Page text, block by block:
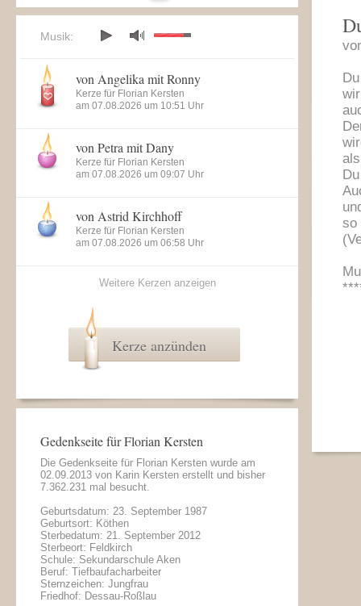
so
Musik:
von Angelika mit Ronny
Kerze für Florian Kersten
am 07.08.2026 um 10:51 Uhr
von Petra mit Dany
Kerze für Florian Kersten
am 07.08.2026 um 09:07 Uhr
von Astrid Kirchhoff
Kerze für Florian Kersten
am 07.08.2026 um 06:58 Uhr
Weitere Kerzen anzeigen
Kerze anzünden
Gedenkseite für Florian Kersten
Die Gedenkseite für Florian Kersten wurde am
02.09.2013 von Karin Kersten erstellt und bisher
7.362.231 mal besucht.
Geburtsdatum: 23. September 1987
Geburtsort: Köthen
Sterbedatum: 21. September 2012
Sterbeort: Feldkirch
Schule: Sekundarschule Aken
Beruf: Tiefbaufacharbeiter
Sternzeichen: Jungfrau
Friedhof: Dessau-Roßlau